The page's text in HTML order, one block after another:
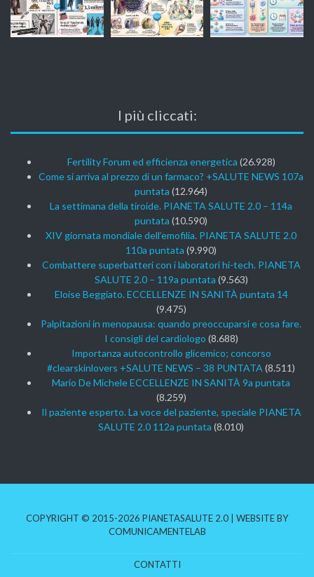
I più cliccati:
Fertility Forum ed efficienza energetica (26.928)
Come si arriva al prezzo di un farmaco? +SALUTE NEWS 107a
puntata (12.964)
La settimana della tiroide. PIANETA SALUTE 2.0 – 114a
puntata (10.590)
XIV giornata mondiale dell’emofilia. PIANETA SALUTE 2.0
110a puntata (9.990)
Combattere superbatteri con i laboratori hi-tech. PIANETA
SALUTE 2.0 – 119a puntata (9.563)
Eloise Beggiato. ECCELLENZE IN SANITÀ puntata 14
(9.475)
Palpitazioni in menopausa: quando preoccuparsi e cosa fare.
I consigli del cardiologo (8.688)
Importanza autocontrollo glicemico; concorso
#clearskinlovers +SALUTE NEWS – 38 PUNTATA(8.511)
Mario De Michele ECCELLENZE IN SANITÀ 9a puntata
(8.259)
Il paziente esperto. La voce del paziente, speciale PIANETA
SALUTE 2.0 112a puntata (8.010)
COPYRIGHT © 2015-2026 PIANETASALUTE 2.0 | WEBSITE BY
COMUNICAMENTELAB
CONTATTI